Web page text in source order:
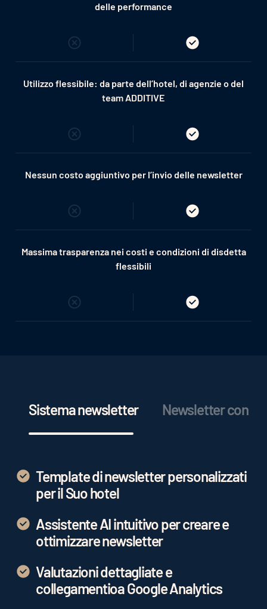
delle performance
Utilizzo flessibile: da parte dell’hotel, di agenzie o del
team ADDITIVE
Nessun costo aggiuntivo per l’invio delle newsletter
Massima trasparenza nei costi e condizioni di disdetta
flessibili
Sistema newsletter Newsletter con
Template di newsletter personalizzati
per il Suo hotel
Assistente AI intuitivo per creare e
ottimizzare newsletter
Valutazioni dettagliate e
collegamentioa Google Analytics